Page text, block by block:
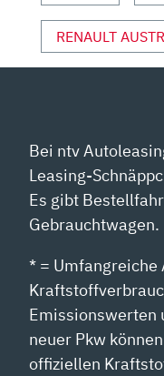
YOUTUBE
ANZEIGEN
RENAULT
Bei ntv
Leasing-
Es gibt
Gebrauchtwagen.
* = Umfangreiche
Emissionswerten
neuer Pkw
offiziellen